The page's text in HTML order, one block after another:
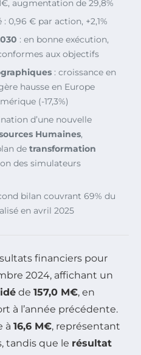
augmentation de 29,8%
: 0,96 € par action, +2,1%
: en bonne exécution,
aux objectifs
: croissance en
hausse en Europe
(-17,3%)
d’une nouvelle
Humaines,
de transformation
des simulateurs
bilan couvrant 69% du
en avril 2025
financiers pour
2024, affichant un
de 157,0 M€, en
à l’année précédente.
à 16,6 M€, représentant
tandis que le résultat